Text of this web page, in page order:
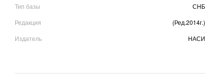
Тип базы
СНБ
Редакция
(Ред.2014г.)
Издатель
НАСИ